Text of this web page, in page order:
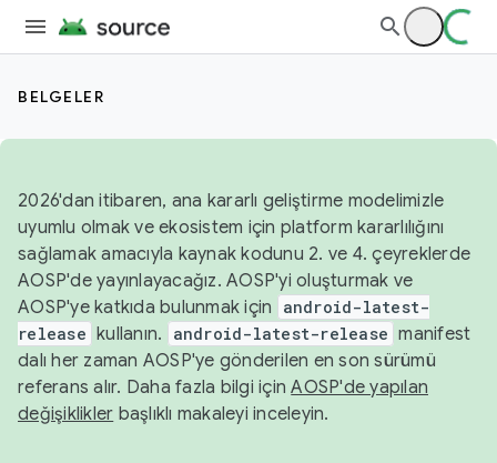
BELGELER
2026'dan itibaren, ana kararlı geliştirme modelimizle
uyumlu olmak ve ekosistem için platform kararlılığını
sağlamak amacıyla kaynak kodunu 2. ve 4. çeyreklerde
AOSP'de yayınlayacağız. AOSP'yi oluşturmak ve
AOSP'ye katkıda bulunmak için
android-latest-
release kullanın. android-latest-release manifest
dalı her zaman AOSP'ye gönderilen en son sürümü
referans alır. Daha fazla bilgi içinAOSP'de yapılan
değişiklikler başlıklı makaleyi inceleyin.